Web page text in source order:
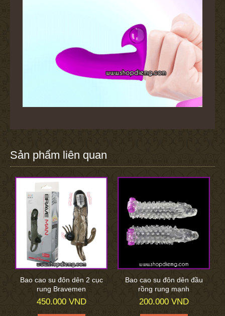
Sản phẩm liên quan
Bao cao su đôn dên 2 cục
rung Bravemen
450.000 VND
Bao cao su đôn dên đầu
rồng rung mạnh
200.000 VND